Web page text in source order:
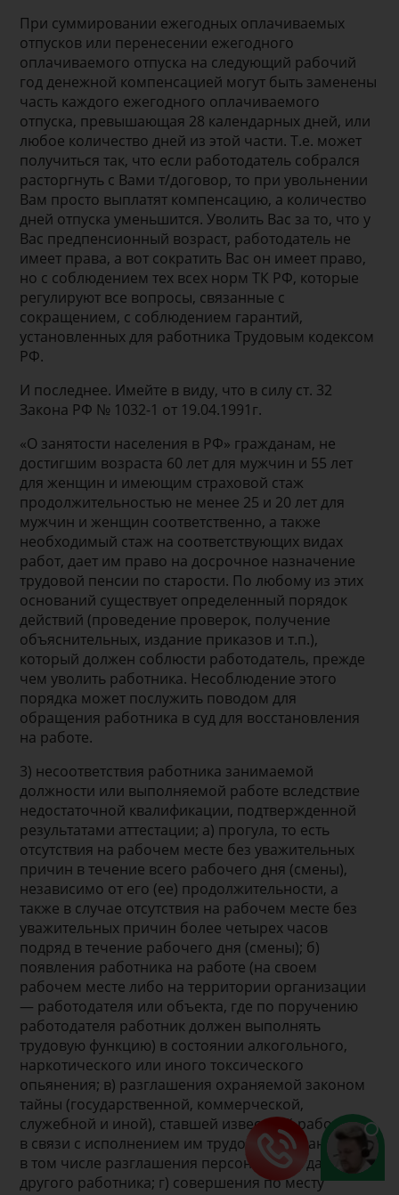
При суммировании ежегодных оплачиваемых
отпусков или перенесении ежегодного
оплачиваемого отпуска на следующий рабочий
год денежной компенсацией могут быть заменены
часть каждого ежегодного оплачиваемого
отпуска, превышающая 28 календарных дней, или
любое количество дней из этой части. Т.е. может
получиться так, что если работодатель собрался
расторгнуть с Вами т/договор, то при увольнении
Вам просто выплатят компенсацию, а количество
дней отпуска уменьшится. Уволить Вас за то, что у
Вас предпенсионный возраст, работодатель не
имеет права, а вот сократить Вас он имеет право,
но с соблюдением тех всех норм ТК РФ, которые
регулируют все вопросы, связанные с
сокращением, с соблюдением гарантий,
установленных для работника Трудовым кодексом
РФ.
И последнее. Имейте в виду, что в силу ст. 32
Закона РФ № 1032-1 от 19.04.1991г.
«О занятости населения в РФ» гражданам, не
достигшим возраста 60 лет для мужчин и 55 лет
для женщин и имеющим страховой стаж
продолжительностью не менее 25 и 20 лет для
мужчин и женщин соответственно, а также
необходимый стаж на соответствующих видах
работ, дает им право на досрочное назначение
трудовой пенсии по старости. По любому из этих
оснований существует определенный порядок
действий (проведение проверок, получение
объяснительных, издание приказов и т.п.),
который должен соблюсти работодатель, прежде
чем уволить работника. Несоблюдение этого
порядка может послужить поводом для
обращения работника в суд для восстановления
на работе.
3) несоответствия работника занимаемой
должности или выполняемой работе вследствие
недостаточной квалификации, подтвержденной
результатами аттестации; а) прогула, то есть
отсутствия на рабочем месте без уважительных
причин в течение всего рабочего дня (смены),
независимо от его (ее) продолжительности, а
также в случае отсутствия на рабочем месте без
уважительных причин более четырех часов
подряд в течение рабочего дня (смены); б)
появления работника на работе (на своем
рабочем месте либо на территории организации
— работодателя или объекта, где по поручению
работодателя работник должен выполнять
трудовую функцию) в состоянии алкогольного,
наркотического или иного токсического
опьянения; в) разглашения охраняемой законом
тайны (государственной, коммерческой,
служебной и иной), ставшей известной работнику
в связи с исполнением им трудовых обязанностей,
в том числе разглашения персональных данных
другого работника; г) совершения по месту